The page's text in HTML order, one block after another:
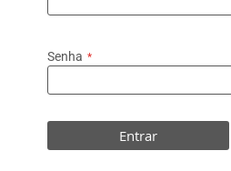
Senha
Entrar